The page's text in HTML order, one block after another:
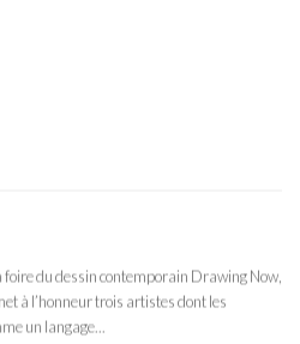
du dessin contemporain Drawing Now,
à l’honneur trois artistes dont les
un langage...